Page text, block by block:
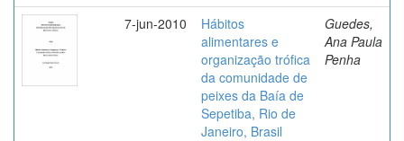
7-jun-2010
Hábitos
alimentares e
organização trófica
da comunidade de
peixes da Baía de
Sepetiba, Rio de
Janeiro, Brasil
Guedes,
Ana Paula
Penha